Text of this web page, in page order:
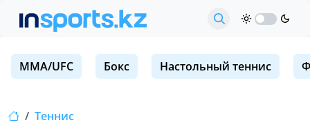
MMA/UFC Бокс Настольный теннис
Теннис